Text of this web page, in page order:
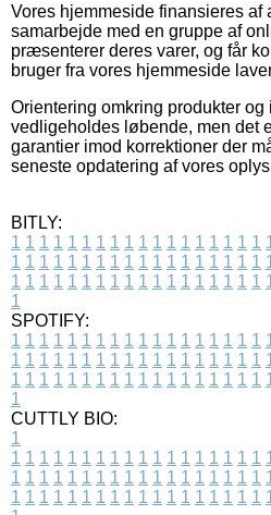
Vores hjemmeside finansieres af
samarbejde med en gruppe af
præsenterer deres varer, og får
bruger fra vores hjemmeside
Orientering omkring produkter og
vedligeholdes løbende, men det
garantier imod korrektioner der
seneste opdatering af vores
BITLY:
1 1 1 1 1 1 1 1 1 1 1 1 1 1 1 1 1 1
1 1 1 1 1 1 1 1 1 1 1 1 1 1 1 1 1 1
1 1 1 1 1 1 1 1 1 1 1 1 1 1 1 1 1 1
1
SPOTIFY:
1 1 1 1 1 1 1 1 1 1 1 1 1 1 1 1 1 1
1 1 1 1 1 1 1 1 1 1 1 1 1 1 1 1 1 1
1 1 1 1 1 1 1 1 1 1 1 1 1 1 1 1 1 1
1
CUTTLY BIO:
1
1 1 1 1 1 1 1 1 1 1 1 1 1 1 1 1 1 1
1 1 1 1 1 1 1 1 1 1 1 1 1 1 1 1 1 1
1 1 1 1 1 1 1 1 1 1 1 1 1 1 1 1 1 1